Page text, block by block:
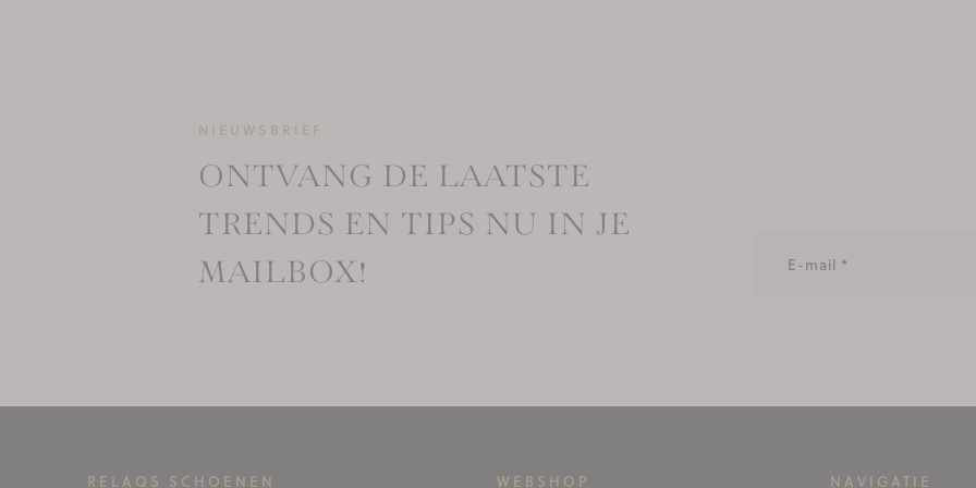
NIEUWSBRIEF
ONTVANG DE LAATSTE
TRENDS EN TIPS NU IN JE
MAILBOX!
RELAQS SCHOENEN WEBSHOP NAVIGATIE